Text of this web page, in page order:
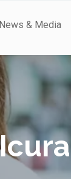
News & Media